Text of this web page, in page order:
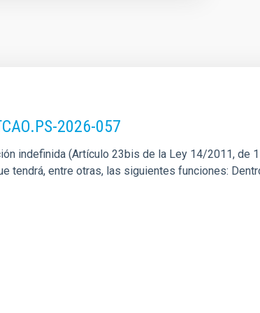
2026-057
indefinida (Artículo 23bis de la Ley 14/2011, de
tendrá, entre otras, las siguientes funciones: